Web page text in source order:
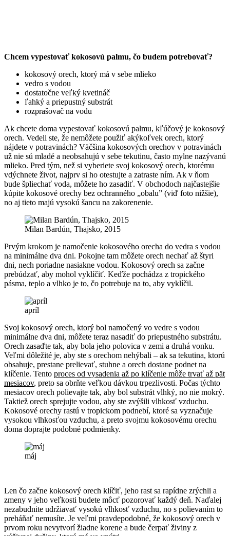
Chcem vypestovať kokosovú palmu, čo budem potrebovať?
kokosový orech, ktorý má v sebe mlieko
vedro s vodou
dostatočne veľký kvetináč
ľahký a priepustný substrát
rozprašovač na vodu
Ak chcete doma vypestovať kokosovú palmu, kľúčový je kokosový
orech. Vedeli ste, že nemôžete použiť akýkoľvek orech, ktorý
nájdete v potravinách? Väčšina kokosových orechov v potravinách
už nie sú mladé a neobsahujú v sebe tekutinu, často mylne nazývanú
mlieko. Pred tým, než si vyberiete svoj kokosový orech, ktorému
vdýchnete život, najprv si ho otestujte a zatraste ním. Ak v ňom
bude špliechať voda, môžete ho zasadiť. V obchodoch najčastejšie
kúpite kokosové orechy bez ochranného „obalu” (viď foto nižšie),
no aj tieto majú vysokú šancu na zakorenenie.
Milan Bardún, Thajsko, 2015
Prvým krokom je namočenie kokosového orecha do vedra s vodou
na minimálne dva dni. Pokojne tam môžete orech nechať až štyri
dni, nech poriadne nasiakne vodou. Kokosový orech sa začne
prebúdzať, aby mohol vyklíčiť. Keďže pochádza z tropického
pásma, teplo a vlhko je to, čo potrebuje na to, aby vyklíčil.
apríl
Svoj kokosový orech, ktorý bol namočený vo vedre s vodou
minimálne dva dni, môžete teraz nasadiť do priepustného substrátu.
Orech zasaďte tak, aby bola jeho polovica v zemi a druhá vonku.
Veľmi dôležité je, aby ste s orechom nehýbali – ak sa tekutina, ktorú
obsahuje, prestane prelievať, stuhne a orech dostane podnet na
klíčenie. Tento proces od vysadenia až po klíčenie môže trvať až pät
mesiacov, preto sa obrňte veľkou dávkou trpezlivosti. Počas týchto
mesiacov orech polievajte tak, aby bol substrát vlhký, no nie mokrý.
Taktiež orech sprejujte vodou, aby ste zvýšili vlhkosť vzduchu.
Kokosové orechy rastú v tropickom podnebí, ktoré sa vyznačuje
vysokou vlhkosťou vzduchu, a preto svojmu kokosovému orechu
doma doprajte podobné podmienky.
máj
Len čo začne kokosový orech klíčiť, jeho rast sa rapídne zrýchli a
zmeny v jeho veľkosti budete môcť pozorovať každý deň. Naďalej
nezabudnite udržiavať vysokú vlhkosť vzduchu, no s polievaním to
preháňať nemusíte. Je veľmi pravdepodobné, že kokosový orech v
prvom roku nevytvorí žiadne korene a bude čerpať živiny z